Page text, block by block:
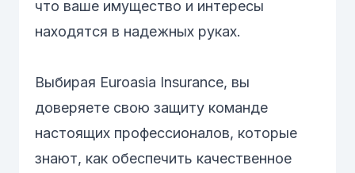
что ваше имущество и интересы
находятся в надежных руках.
Выбирая Euroasia Insurance, вы
доверяете свою защиту команде
настоящих профессионалов, которые
знают, как обеспечить качественное